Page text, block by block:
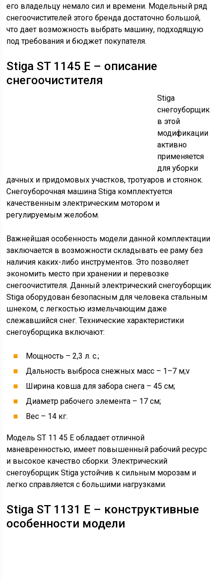
его владельцу немало сил и времени. Модельный ряд
снегоочистителей этого бренда достаточно большой,
что дает возможность выбрать машину, подходящую
под требования и бюджет покупателя.
Stiga ST 1145 E – описание
снегоочистителя
Stiga
снегоуборщик
в этой
модификации
активно
применяется
для уборки
дачных и придомовых участков, тротуаров и стоянок.
Снегоуборочная машина Stiga комплектуется
качественным электрическим мотором и
регулируемым желобом.
Важнейшая особенность модели данной комплектации
заключается в возможности складывать ее раму без
наличия каких-либо инструментов. Это позволяет
экономить место при хранении и перевозке
снегоочистителя. Данный электрический снегоуборщик
Stiga оборудован безопасным для человека стальным
шнеком, с легкостью измельчающим даже
слежавшийся снег. Технические характеристики
снегоуборщика включают:
Мощность – 2,3 л. с.;
Дальность выброса снежных масс – 1–7 м;v
Ширина ковша для забора снега – 45 см;
Диаметр рабочего элемента – 17 см;
Вес – 14 кг.
Модель ST 11 45 E обладает отличной
маневренностью, имеет повышенный рабочий ресурс
и высокое качество сборки. Электрический
снегоуборщик Stiga устойчив к сильным морозам и
легко справляется с большими нагрузками.
Stiga ST 1131 E – конструктивные
особенности модели